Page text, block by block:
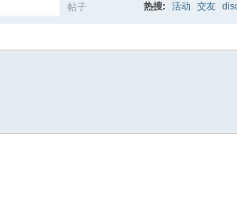
帖子 热搜: 活动 交友